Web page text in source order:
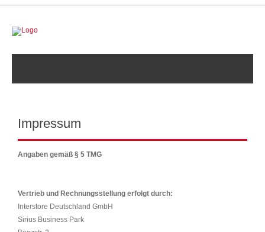
Impressum
Angaben gemäß § 5 TMG
Vertrieb und Rechnungsstellung erfolgt durch:
Interstore Deutschland GmbH
Sirius Business Park